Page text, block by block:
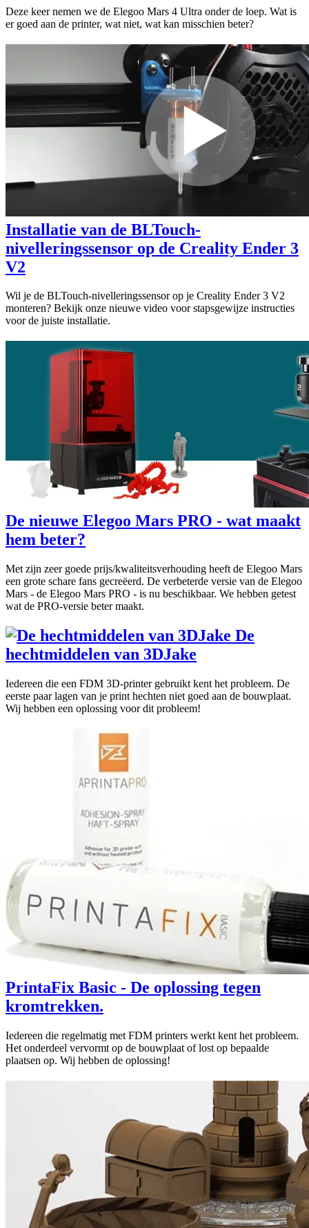
Deze keer nemen we de Elegoo Mars 4 Ultra onder de loep. Wat is
er goed aan de printer, wat niet, wat kan misschien beter?
Installatie van de BLTouch-
nivelleringssensor op de Creality Ender 3
V2
Wil je de BLTouch-nivelleringssensor op je Creality Ender 3 V2
monteren? Bekijk onze nieuwe video voor stapsgewijze instructies
voor de juiste installatie.
De nieuwe Elegoo Mars PRO - wat maakt
hem beter?
Met zijn zeer goede prijs/kwaliteitsverhouding heeft de Elegoo Mars
een grote schare fans gecreëerd. De verbeterde versie van de Elegoo
Mars - de Elegoo Mars PRO - is nu beschikbaar. We hebben getest
wat de PRO-versie beter maakt.
De
hechtmiddelen van 3DJake
Iedereen die een FDM 3D-printer gebruikt kent het probleem. De
eerste paar lagen van je print hechten niet goed aan de bouwplaat.
Wij hebben een oplossing voor dit probleem!
PrintaFix Basic - De oplossing tegen
kromtrekken.
Iedereen die regelmatig met FDM printers werkt kent het probleem.
Het onderdeel vervormt op de bouwplaat of lost op bepaalde
plaatsen op. Wij hebben de oplossing!